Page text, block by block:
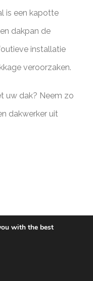
is een kapotte
dakpan de
installatie
veroorzaken.
uw dak? Neem zo
dakwerker uit
dak)
with the best